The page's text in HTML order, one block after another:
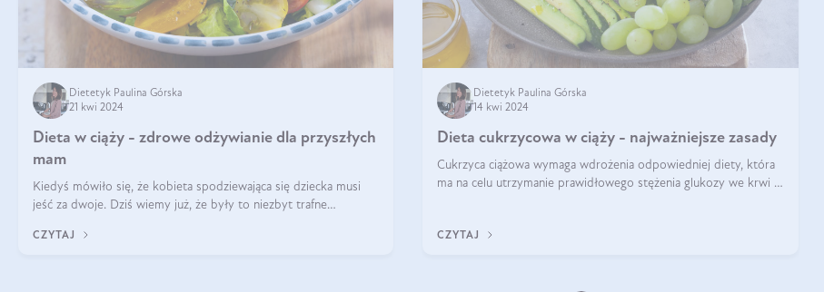
Dietetyk Paulina Górska
21 kwi 2024
Dieta w ciąży - zdrowe odżywianie dla przyszłych
mam
Kiedyś mówiło się, że kobieta spodziewająca się dziecka musi
jeść za dwoje. Dziś wiemy już, że były to niezbyt trafne
zgodnie z zasadą „dla d
CZYTAJ
Dietetyk Paulina Górska
14 kwi 2024
Dieta cukrzycowa w ciąży - najważniejsze zasady
Cukrzyca ciążowa wymaga wdrożenia odpowiedniej diety, która
ma na celu utrzymanie prawidłowego stężenia glukozy we krwi i
CZYTAJ